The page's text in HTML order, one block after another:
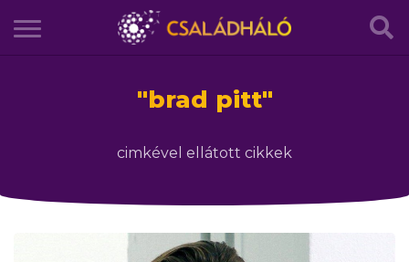
"brad pitt"
cimkével ellátott cikkek